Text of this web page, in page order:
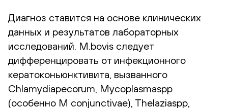
Диагноз ставится на основе клинических
данных и результатов лабораторных
исследований. M.bovis следует
дифференцировать от инфекционного
кератоконьюнктивита, вызванного
Chlamydiapecorum, Mycoplasmaspp
(особенно M conjunctivae), Thelaziaspp,